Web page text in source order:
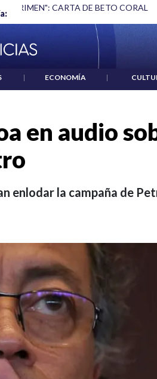
ABELARDO DE LA ESPRIELLA Y DMG
| ECONOMÍA |
en audio
enlodar la campaña de